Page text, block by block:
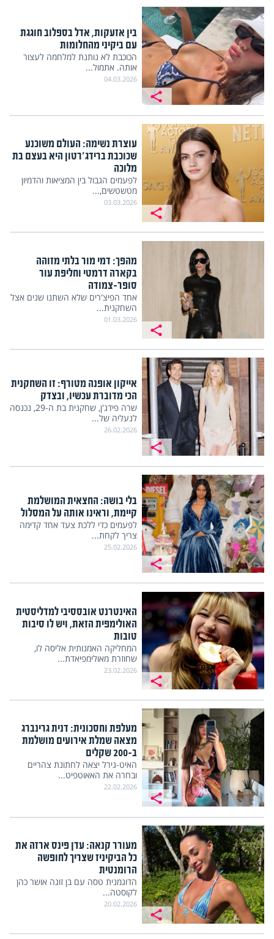
בין אזעקות, אדל בספלוב חוגגת
עם ביקיני מהחלומות
הכוכבת לא נותנת למלחמה לעצור
אותה. אתמול...
04.03.2026
עוצרת נשימה: העולם משוכנע
שכוכבת ברידג'רטון היא בעצם בת
מלוכה
לפעמים הגבול בין המציאות והדמיון
מטשטשים,...
03.03.2026
מהפך: דמי מור בלתי מזוהה
בקארה דרמטי וחליפת עור
סופר-צמודה
אחד הפיצ'רים שלא השתנו שנים אצל
השחקנית...
01.03.2026
אייקון אופנה מטורף: זו השחקנית
הכי מדוברת עכשיו, ובצדק
שרה פידג'ן, שחקנית בת ה-29, נכנסה
לנעליה של...
26.02.2026
בלי בושה: החצאית המושלמת
קיימת, וראינו אותה על המסלול
לפעמים כדי ללכת צעד אחד קדימה
צריך לקחת...
25.02.2026
האינטרנט אובססיבי למדליסטית
האולימפית הזאת, ויש לו סיבות
טובות
המחליקה האמנותית אליסה לו,
שחוזרת מאולימפיאדת...
23.02.2026
מעלפת וחסכונית: דנית גרינברג
מצאה שמלת אירועים מושלמת
ב-200 שקלים
האיט-גירל יצאה לחתונת צהריים
ובחרה את האאוטפיט...
22.02.2026
מעורר קנאה: עדן פינס ארזה את
כל הביקיניז שצריך לחופשה
הרומנטית
הדוגמנית טסה עם בן זוגה אושר כהן
לקוסטה...
20.02.2026